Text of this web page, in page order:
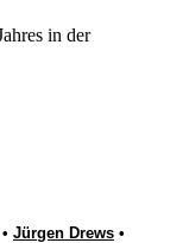
in der
• Jürgen Drews •